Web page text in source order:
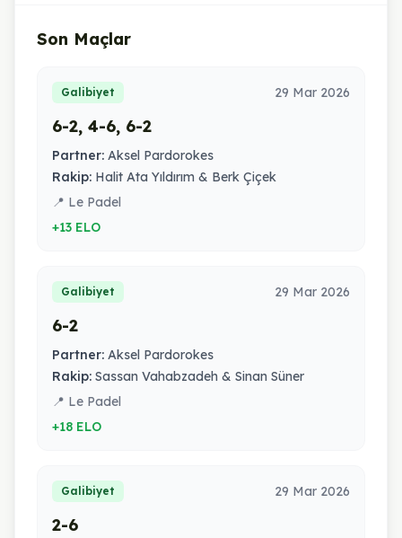
Son Maçlar
Galibiyet 29 Mar 2026
6-2, 4-6, 6-2
Partner: Aksel Pardorokes
Rakip: Halit Ata Yıldırım & Berk Çiçek
📍 Le Padel
+13 ELO
Galibiyet 29 Mar 2026
6-2
Partner: Aksel Pardorokes
Rakip: Sassan Vahabzadeh & Sinan Süner
📍 Le Padel
+18 ELO
Galibiyet 29 Mar 2026
2-6